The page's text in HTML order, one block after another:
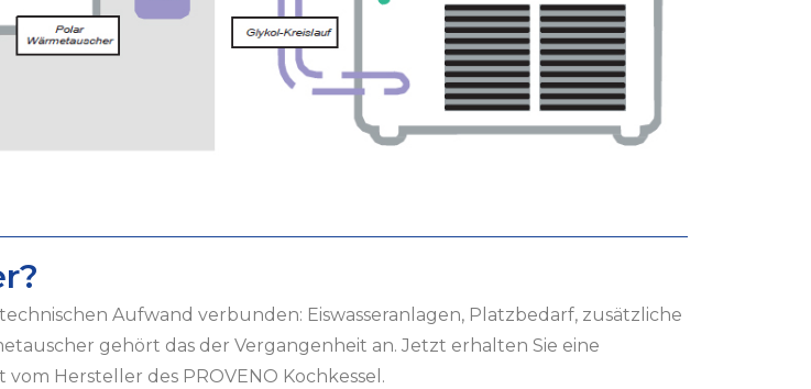
Aufwand verbunden: Eiswasseranlagen, Platzbedarf, zusätzliche
gehört das der Vergangenheit an. Jetzt erhalten Sie eine
Hersteller des PROVENO Kochkessel.